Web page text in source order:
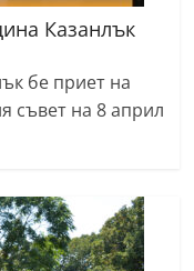
Казанлък
бе приет на
съвет на 8 април